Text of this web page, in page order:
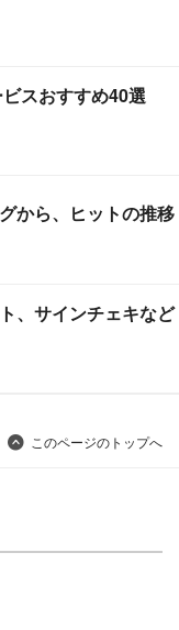
スおすすめ40選
から、ヒットの推移
、サインチェキなど
このページのトップへ